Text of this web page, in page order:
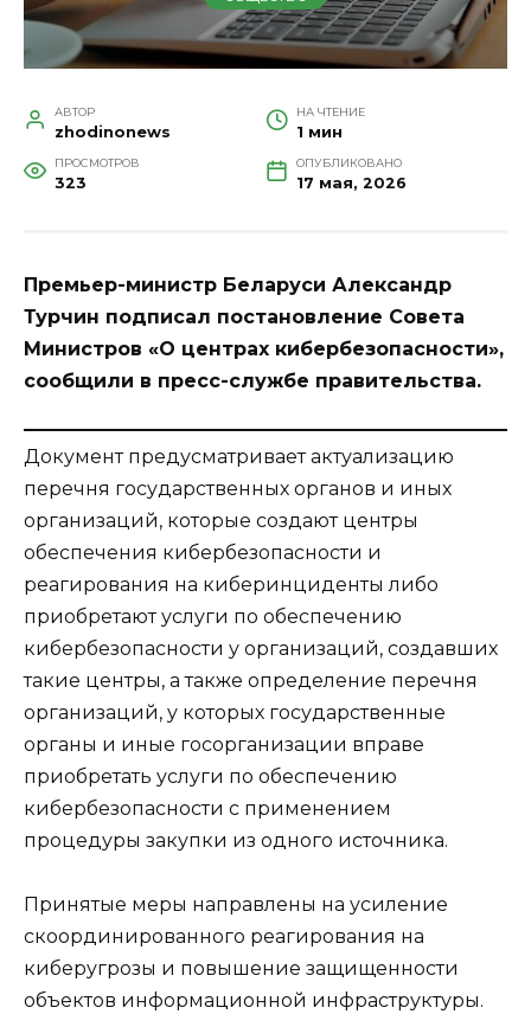
АВТОР
zhodinonews
НА ЧТЕНИЕ
1 мин
ПРОСМОТРОВ
323
ОПУБЛИКОВАНО
17 мая, 2026
Премьер-министр Беларуси Александр
Турчин подписал постановление Совета
Министров «О центрах кибербезопасности»,
сообщили в пресс-службе правительства.
Документ предусматривает актуализацию
перечня государственных органов и иных
организаций, которые создают центры
обеспечения кибербезопасности и
реагирования на киберинциденты либо
приобретают услуги по обеспечению
кибербезопасности у организаций, создавших
такие центры, а также определение перечня
организаций, у которых государственные
органы и иные госорганизации вправе
приобретать услуги по обеспечению
кибербезопасности с применением
процедуры закупки из одного источника.
Принятые меры направлены на усиление
скоординированного реагирования на
киберугрозы и повышение защищенности
объектов информационной инфраструктуры.